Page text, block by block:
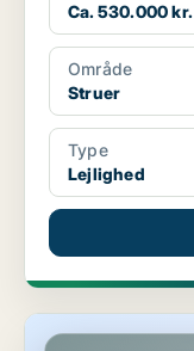
Ca. 530.000 kr.
Område
Struer
Type
Lejlighed
Lejlighed i Struer